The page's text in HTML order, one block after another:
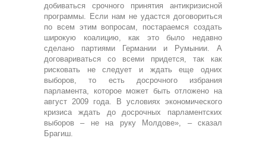
добиваться срочного принятия антикризисной
программы. Если нам не удастся договориться
по всем этим вопросам, постараемся создать
широкую коалицию, как это было недавно
сделано партиями Германии и Румынии. А
договариваться со всеми придется, так как
рисковать не следует и ждать еще одних
выборов, то есть досрочного избрания
парламента, которое может быть отложено на
август 2009 года. В условиях экономического
кризиса ждать до досрочных парламентских
выборов – не на руку Молдове», – сказал
Брагиш.